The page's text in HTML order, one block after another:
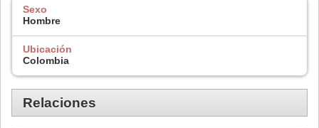
Sexo
Hombre
Ubicación
Colombia
Relaciones